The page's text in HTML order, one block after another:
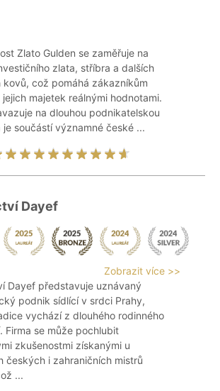
Zlato Gulden se zaměřuje na
zlata, stříbra a dalších
kovů, což pomáhá zákazníkům
majetek reálnými hodnotami.
na dlouhou podnikatelskou
je součástí významné české ...
Dayef
Zobrazit více >>
Dayef představuje uznávaný
podnik sídlící v srdci Prahy,
vychází z dlouhého rodinného
Firma se může pochlubit
zkušenostmi získanými u
českých i zahraničních mistrů
...